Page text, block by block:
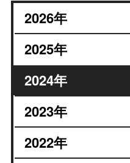
2026年
2025年
2024年
2023年
2022年